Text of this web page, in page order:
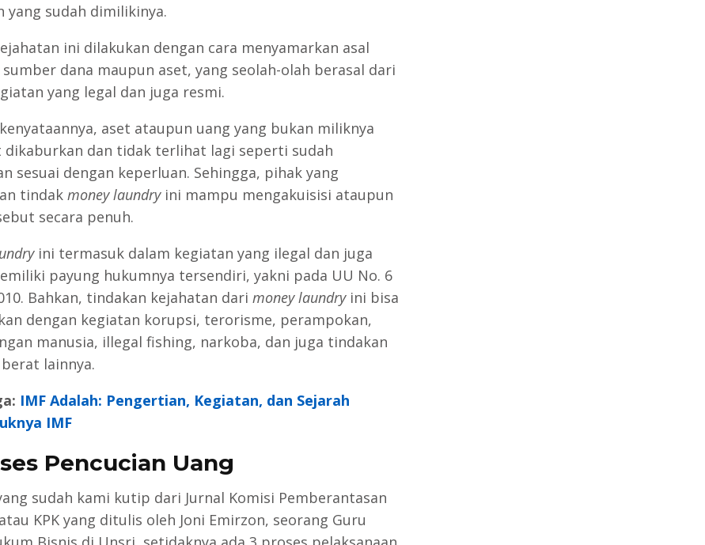
yang sudah dimilikinya.
ini dilakukan dengan cara menyamarkan asal
dana maupun aset, yang seolah-olah berasal dari
yang legal dan juga resmi.
aset ataupun uang yang bukan miliknya
dan tidak terlihat lagi seperti sudah
sesuai dengan keperluan. Sehingga, pihak yang
tindak money laundryini mampu mengakuisisi ataupun
secara penuh.
ini termasuk dalam kegiatan yang ilegal dan juga
payung hukumnya tersendiri, yakni pada UU No. 6
Bahkan, tindakan kejahatan dari money laundryini bisa
dengan kegiatan korupsi, terorisme, perampokan,
manusia, illegal fishing, narkoba, dan juga tindakan
lainnya.
IMF Adalah: Pengertian, Kegiatan, dan Sejarah
IMF
Pencucian Uang
sudah kami kutip dari Jurnal Komisi Pemberantasan
KPK yang ditulis oleh Joni Emirzon, seorang Guru